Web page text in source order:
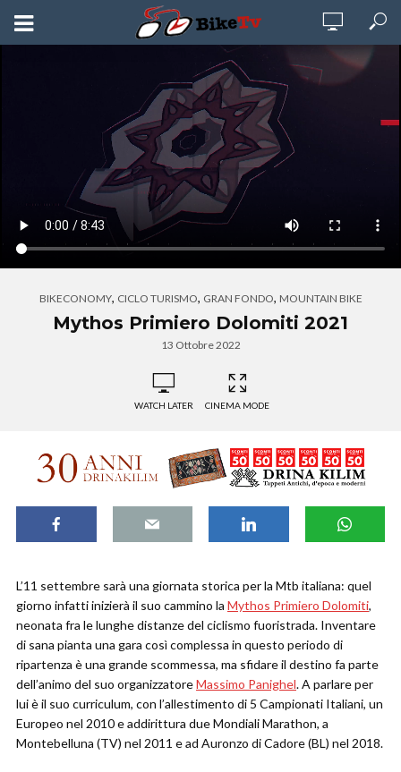
BIKECONOMY, CICLO TURISMO, GRAN FONDO, MOUNTAIN BIKE
Mythos Primiero Dolomiti 2021
13 Ottobre 2022
WATCH LATER CINEMA MODE
L’11 settembre sarà una giornata storica per la Mtb italiana: quel
giorno infatti inizierà il suo cammino la Mythos Primiero Dolomiti,
neonata fra le lunghe distanze del ciclismo fuoristrada. Inventare
di sana pianta una gara così complessa in questo periodo di
ripartenza è una grande scommessa, ma sfidare il destino fa parte
dell’animo del suo organizzatoreMassimo Panighel. A parlare per
lui è il suo curriculum, con l’allestimento di 5 Campionati Italiani, un
Europeo nel 2010 e addirittura due Mondiali Marathon, a
Montebelluna (TV) nel 2011 e ad Auronzo di Cadore (BL) nel 2018.